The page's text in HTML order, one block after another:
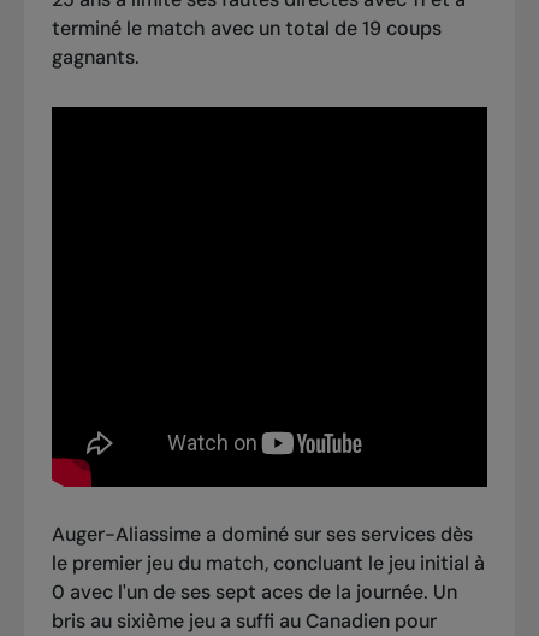
terminé le match avec un total de 19 coups
gagnants.
Auger-Aliassime a dominé sur ses services dès
le premier jeu du match, concluant le jeu initial à
0 avec l'un de ses sept aces de la journée. Un
bris au sixième jeu a suffi au Canadien pour